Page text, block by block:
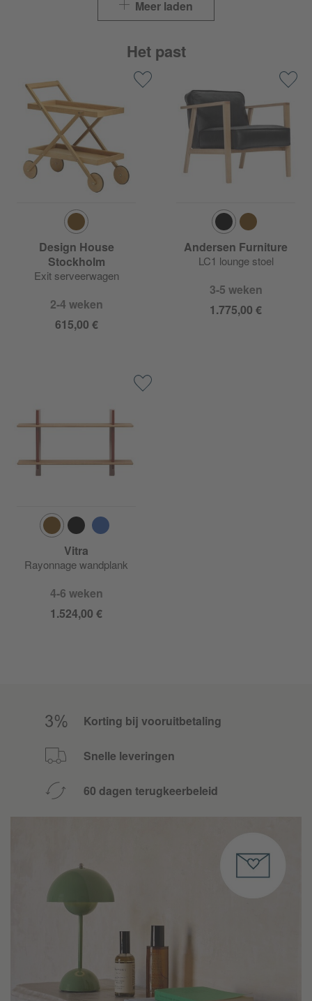
Meer laden
Het past
Design House
Stockholm
Exit serveerwagen
2-4 weken
615,00 €
Andersen Furniture
LC1 lounge stoel
3-5 weken
1.775,00 €
Vitra
Rayonnage wandplank
4-6 weken
1.524,00 €
Korting bij vooruitbetaling
Snelle leveringen
60 dagen terugkeerbeleid